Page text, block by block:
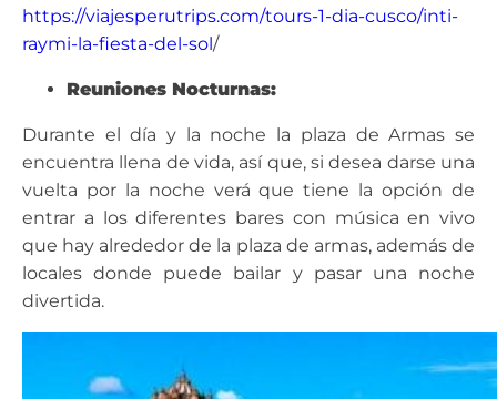
https://viajesperutrips.com/tours-1-dia-cusco/inti-
raymi-la-fiesta-del-sol/
Reuniones Nocturnas:
Durante el día y la noche la plaza de Armas se
encuentra llena de vida, así que, si desea darse una
vuelta por la noche verá que tiene la opción de
entrar a los diferentes bares con música en vivo
que hay alrededor de la plaza de armas, además de
locales donde puede bailar y pasar una noche
divertida.